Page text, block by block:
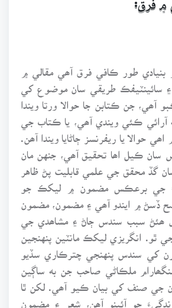
۾ فرق:
بنيادي طور ڪافي فرق آھي مقالي ۾
۽ سائينٽيفڪ طريقي سان موضوع کي
آھي، جن ڪتابن جا حوالا ورتا ويندا
آرائي ڪئي ويندي آھي، يا ڪتاب جي
حوالا يا ريفرنسز ڄاڻايا ويندا آھن.
سان ڪيل اھا تحقيق آھي، جنهن مان
گڏ محقق جي علمي قابليت پڻ ظاهر
جي برعڪس مضمون ۾ ليکڪ جو
۾ ايندو آھي ۽ مضمون، مضمون
ھئڻ سبب سندس ڄاڻ ۽ مشاھدي جي
ٿو. انگريزي ليکڪ مانٽين پنهنجين
کي سندس پنهنجي چترڪاري سڏيو
ملڪاڻي صاحب جن به ساڳين
جي صنف کي بيان ڪيو آھي. لکن ٿا
جو آئينو آھن، شعر ۽ مضمون